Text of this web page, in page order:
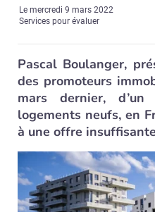
Lemercredi 9 mars 2022
Services pour évaluer
Pascal Boulanger,
des promoteurs
mars dernier,
logements neufs, en
à une offre